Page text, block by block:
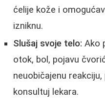
ćelije kože i
izniknu.
Slušaj svoje telo: Ako
otok, bol, pojavu
neuobičajenu
konsultuj lekara.